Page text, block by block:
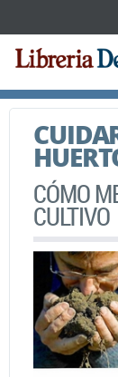
CÓMO
CULTIVO